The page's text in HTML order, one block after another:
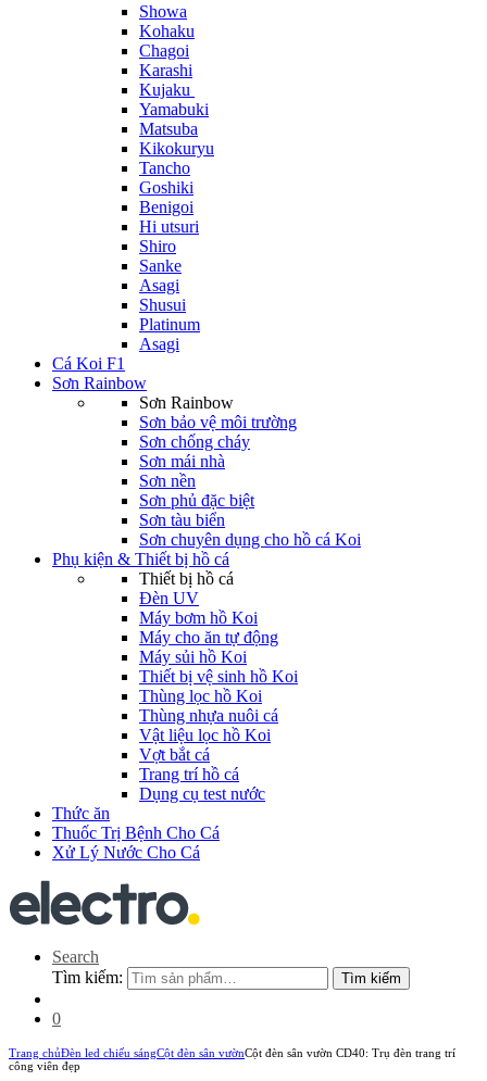
Showa
Kohaku
Chagoi
Karashi
Kujaku
Yamabuki
Matsuba
Kikokuryu
Tancho
Goshiki
Benigoi
Hi utsuri
Shiro
Sanke
Asagi
Shusui
Platinum
Asagi
Cá Koi F1
Sơn Rainbow
Sơn Rainbow
Sơn bảo vệ môi trường
Sơn chống cháy
Sơn mái nhà
Sơn nền
Sơn phủ đặc biệt
Sơn tàu biển
Sơn chuyên dụng cho hồ cá Koi
Phụ kiện & Thiết bị hồ cá
Thiết bị hồ cá
Đèn UV
Máy bơm hồ Koi
Máy cho ăn tự động
Máy sủi hồ Koi
Thiết bị vệ sinh hồ Koi
Thùng lọc hồ Koi
Thùng nhựa nuôi cá
Vật liệu lọc hồ Koi
Vợt bắt cá
Trang trí hồ cá
Dụng cụ test nước
Thức ăn
Thuốc Trị Bệnh Cho Cá
Xử Lý Nước Cho Cá
Search
Tìm kiếm:
Tìm kiếm
0
Trang chủĐèn led chiếu sángCột đèn sân vườnCột đèn sân vườn CD40: Trụ đèn trang trí
công viên đẹp